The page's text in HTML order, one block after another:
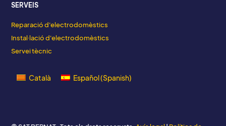
SERVEIS
Reparació d'electrodomèstics
Instal·lació d'electrodomèstics
Servei tècnic
Català Español(Spanish)